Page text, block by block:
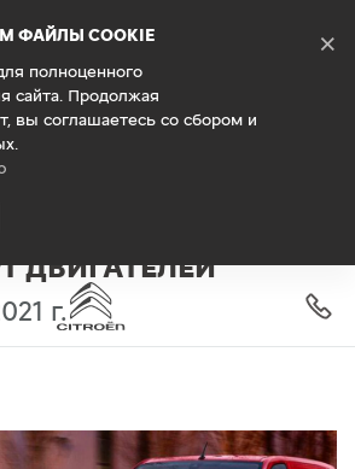
ФАЙЛЫ COOKIE
полноценного
сайта. Продолжая
вы соглашаетесь со сбором и
×
Новости
И «ПСМА РУС»
СПЕЦИАЛЬНЫЙ ПРИЗ
РУЛЕМ»
ДВИГАТЕЛЕЙ
г.